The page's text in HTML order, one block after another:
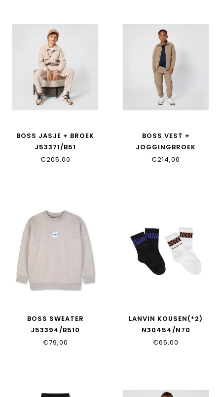
BOSS JASJE + BROEK
J53371/B51
€205,00
BOSS VEST +
JOGGINGBROEK
J53370/046
€214,00
BOSS SWEATER
J53394/B510
€79,00
LANVIN KOUSEN(*2)
N30454/N70
€65,00